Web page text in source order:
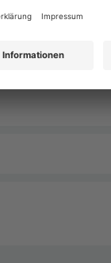
Nachname